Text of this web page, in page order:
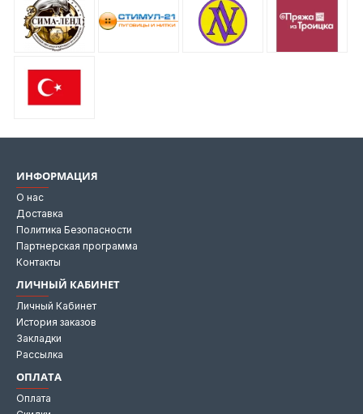
ИНФОРМАЦИЯ
О нас
Доставка
Политика Безопасности
Партнерская программа
Контакты
ЛИЧНЫЙ КАБИНЕТ
Личный Кабинет
История заказов
Закладки
Рассылка
ОПЛАТА
Оплата